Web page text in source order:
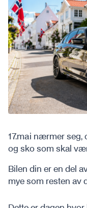
17.mai nærmer seg,
og sko som skal
Bilen din er en del
mye som resten av